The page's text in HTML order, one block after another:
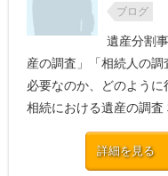
ブログ
遺産分割
産の調査」「相続人の
必要なのか、どのよう
相続における遺産の調
詳細を見る